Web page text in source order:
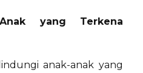
yang Terkena
anak-anak yang